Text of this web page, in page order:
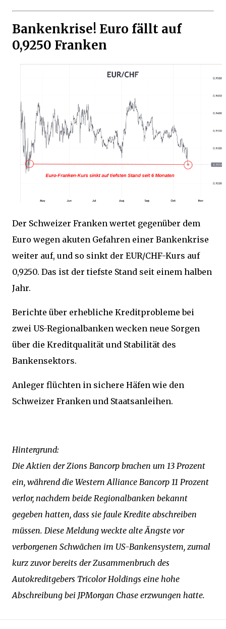
Bankenkrise! Euro fällt auf
0,9250 Franken
Der Schweizer Franken wertet gegenüber dem
Euro wegen akuten Gefahren einer Bankenkrise
weiter auf, und so sinkt der EUR/CHF-Kurs auf
0,9250. Das ist der tiefste Stand seit einem halben
Jahr.
Berichte über erhebliche Kreditprobleme bei
zwei US-Regionalbanken wecken neue Sorgen
über die Kreditqualität und Stabilität des
Bankensektors.
Anleger flüchten in sichere Häfen wie den
Schweizer Franken und Staatsanleihen.
Hintergrund:
Die Aktien der Zions Bancorp brachen um 13 Prozent
ein, während die Western Alliance Bancorp 11 Prozent
verlor, nachdem beide Regionalbanken bekannt
gegeben hatten, dass sie faule Kredite abschreiben
müssen. Diese Meldung weckte alte Ängste vor
verborgenen Schwächen im US-Bankensystem, zumal
kurz zuvor bereits der Zusammenbruch des
Autokreditgebers Tricolor Holdings eine hohe
Abschreibung bei JPMorgan Chase erzwungen hatte.